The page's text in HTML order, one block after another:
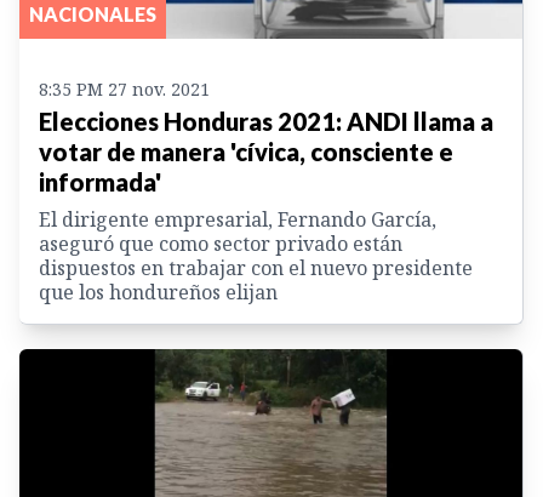
NACIONALES
8:35 PM 27 nov. 2021
Elecciones Honduras 2021: ANDI llama a
votar de manera 'cívica, consciente e
informada'
El dirigente empresarial, Fernando García,
aseguró que como sector privado están
dispuestos en trabajar con el nuevo presidente
que los hondureños elijan